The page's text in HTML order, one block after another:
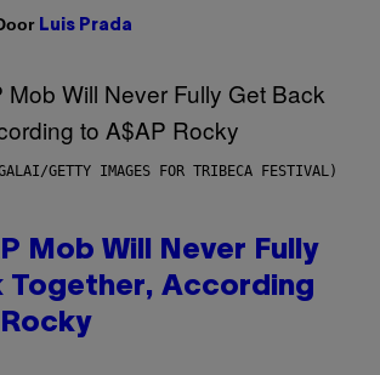
Luis Prada
GETTY IMAGES FOR TRIBECA FESTIVAL)
Mob Will Never Fully
Together, According